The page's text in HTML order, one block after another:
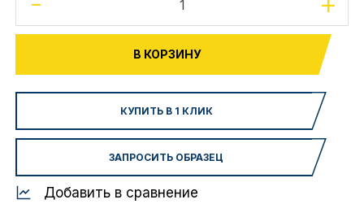
В КОРЗИНУ
КУПИТЬ В 1 КЛИК
ЗАПРОСИТЬ ОБРАЗЕЦ
Добавить в сравнение